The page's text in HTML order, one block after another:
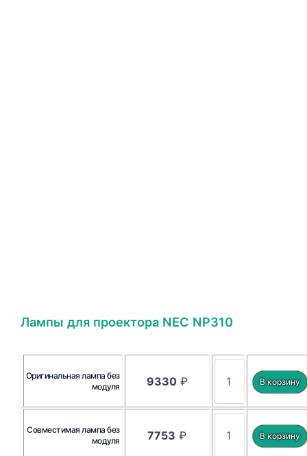
Лампы для проектора NEC NP310
Оригинальная лампа без
модуля
9330₽
Совместимая лампа без
модуля
7753 ₽